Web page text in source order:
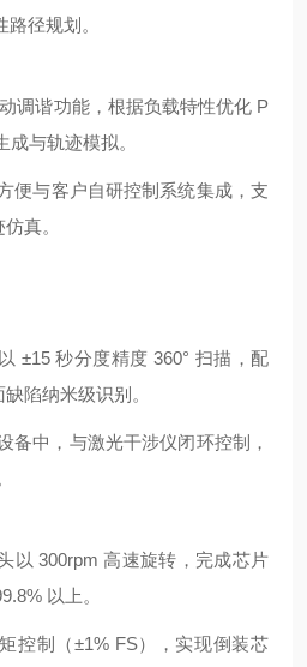
径规划。
调谐功能，根据负载特性优化 P
与轨迹模拟。
便与客户自研控制系统集成，支
真。
±15 秒分度精度 360° 扫描，配
陷纳米级识别。
备中，与激光干涉仪闭环控制，
以 300rpm 高速旋转，完成芯片
以上。
控制（±1% FS），实现倒装芯